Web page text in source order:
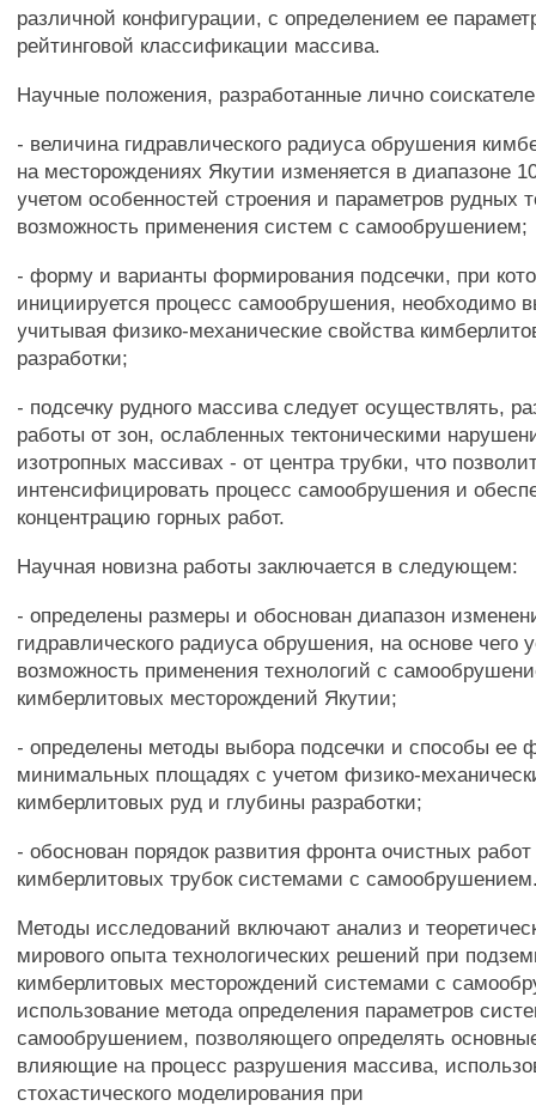
различной конфигурации, с определением ее
рейтинговой классификации массива.
Научные положения, разработанные лично
- величина гидравлического радиуса обрушения
на месторождениях Якутии изменяется в диапазоне
учетом особенностей строения и параметров рудных
возможность применения систем с самообрушением;
- форму и варианты формирования подсечки, при
инициируется процесс самообрушения, необходимо
учитывая физико-механические свойства
разработки;
- подсечку рудного массива следует осуществлять,
работы от зон, ослабленных тектоническими
изотропных массивах - от центра трубки, что
интенсифицировать процесс самообрушения и
концентрацию горных работ.
Научная новизна работы заключается в следующем:
- определены размеры и обоснован диапазон
гидравлического радиуса обрушения, на основе чего
возможность применения технологий с
кимберлитовых месторождений Якутии;
- определены методы выбора подсечки и способы ее
минимальных площадях с учетом физико-
кимберлитовых руд и глубины разработки;
- обоснован порядок развития фронта очистных работ
кимберлитовых трубок системами с
Методы исследований включают анализ и
мирового опыта технологических решений при
кимберлитовых месторождений системами с
использование метода определения параметров
самообрушением, позволяющего определять
влияющие на процесс разрушения массива,
стохастического моделирования при